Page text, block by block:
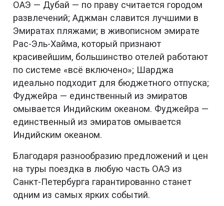
ОАЭ — Дубай — по праву считается городом
развлечений; Аджман славится лучшими в
Эмиратах пляжами; в живописном эмирате
Рас-Эль-Хайма, который признают
красивейшим, большинство отелей работают
по системе «всё включено»; Шарджа
идеально подходит для бюджетного отпуска;
Фуджейра — единственный из эмиратов
омывается Индийским океаном. Фуджейра —
единственный из эмиратов омывается
Индийским океаном.
Благодаря разнообразию предложений и цен
на туры поездка в любую часть ОАЭ из
Санкт-Петербурга гарантированно станет
одним из самых ярких событий.